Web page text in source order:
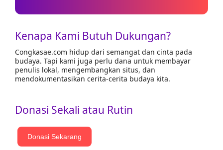
Kenapa Kami Butuh Dukungan?
Congkasae.com hidup dari semangat dan cinta pada
budaya. Tapi kami juga perlu dana untuk membayar
penulis lokal, mengembangkan situs, dan
mendokumentasikan cerita-cerita budaya kita.
Donasi Sekali atau Rutin
Donasi Sekarang